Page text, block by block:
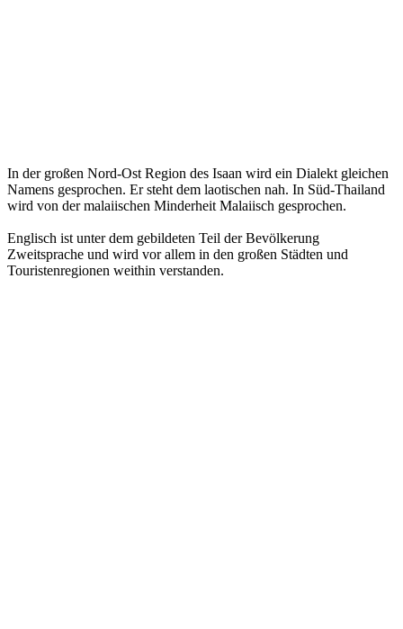
In der großen Nord-Ost Region des Isaan wird ein Dialekt gleichen
Namens gesprochen. Er steht dem laotischen nah. In Süd-Thailand
wird von der malaiischen Minderheit Malaiisch gesprochen.
Englisch ist unter dem gebildeten Teil der Bevölkerung
Zweitsprache und wird vor allem in den großen Städten und
Touristenregionen weithin verstanden.